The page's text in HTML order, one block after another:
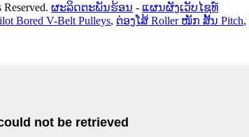
ຜະລິດຕະພັນຮ້ອນ - ແຜນຜັງເວັບໄຊທ໌
Bored V-Belt Pulleys, ຕ່ອງໂສ້ Roller ໜັກ ສັ້ນ Pitch,